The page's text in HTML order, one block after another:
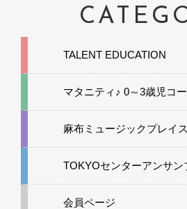
TALENT EDUCATION
マタニティ♪ 0～3歳児コ
麻布ミュージックプレイス
TOKYOセンターアンサン
会員ページ